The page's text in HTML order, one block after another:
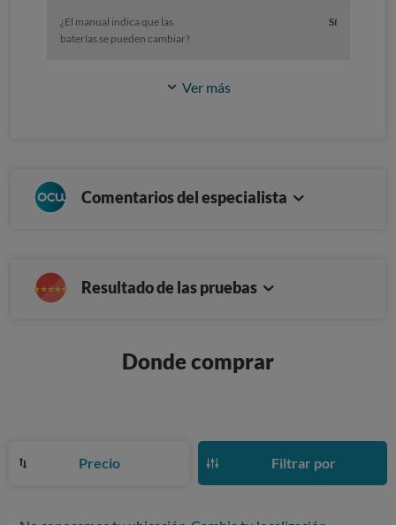
¿El manual indica que las
baterías se pueden cambiar?
Sí
Ver más
Comentarios del especialista
Resultado de las pruebas
Donde comprar
Precio Filtrar por